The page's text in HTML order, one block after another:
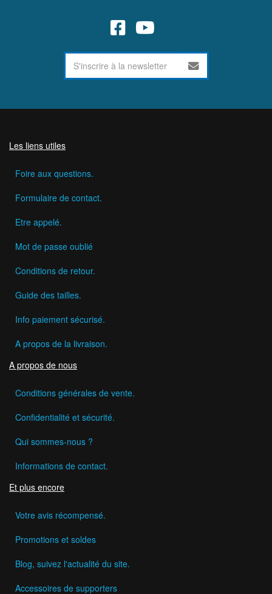
Les liens utiles
Foire aux questions.
Formulaire de contact.
Etre appelé.
Mot de passe oublié
Conditions de retour.
Guide des tailles.
Info paiement sécurisé.
A propos de la livraison.
A propos de nous
Conditions générales de vente.
Confidentialité et sécurité.
Qui sommes-nous ?
Informations de contact.
Et plus encore
Votre avis récompensé.
Promotions et soldes
Blog, suivez l'actualité du site.
Accessoires de supporters